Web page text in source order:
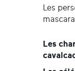
Les
Les